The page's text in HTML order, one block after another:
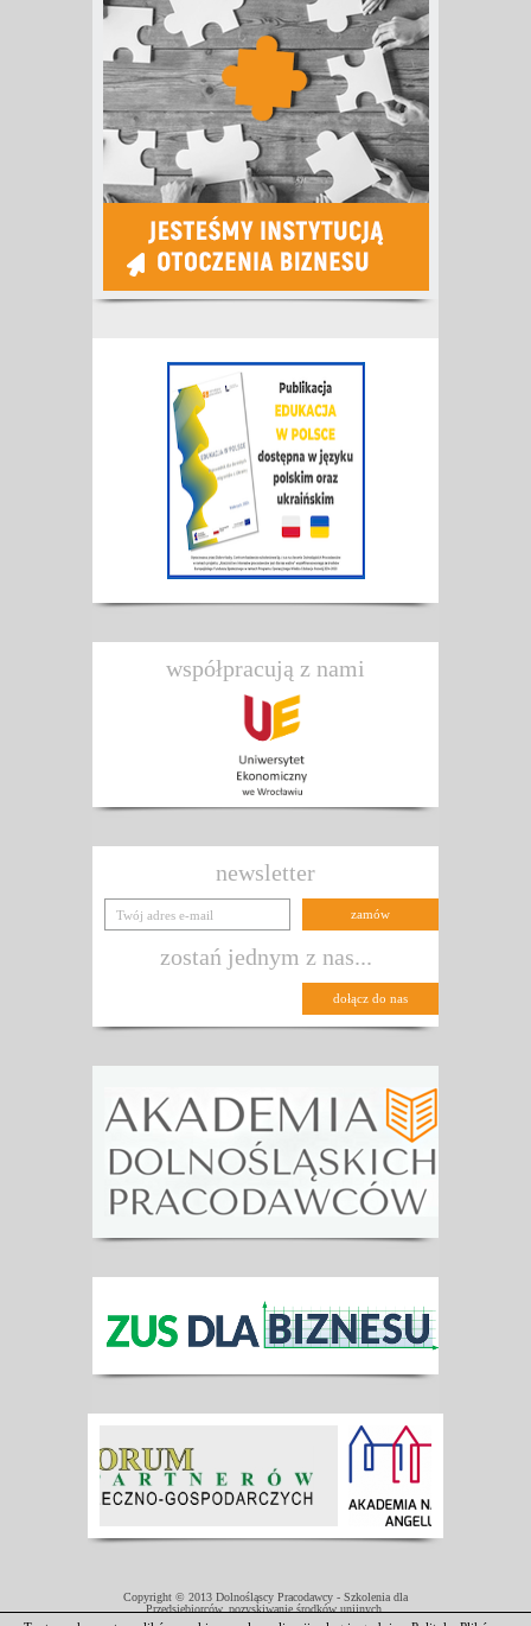
współpracują z nami
newsletter
zostań jednym z nas...
Copyright © 2013 Dolnośląscy Pracodawcy - Szkolenia dla
Przedsiębiorców, pozyskiwanie środków unijnych.
Projekt współfinansowany przez Unię Europejską w ramach Europejskiego